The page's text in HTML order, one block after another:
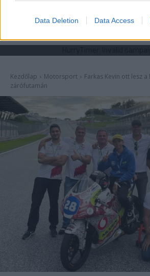
Data Deletion Data Access